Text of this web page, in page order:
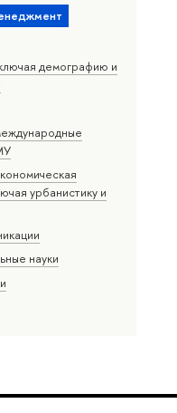
демографию и
урбанистику и
науки